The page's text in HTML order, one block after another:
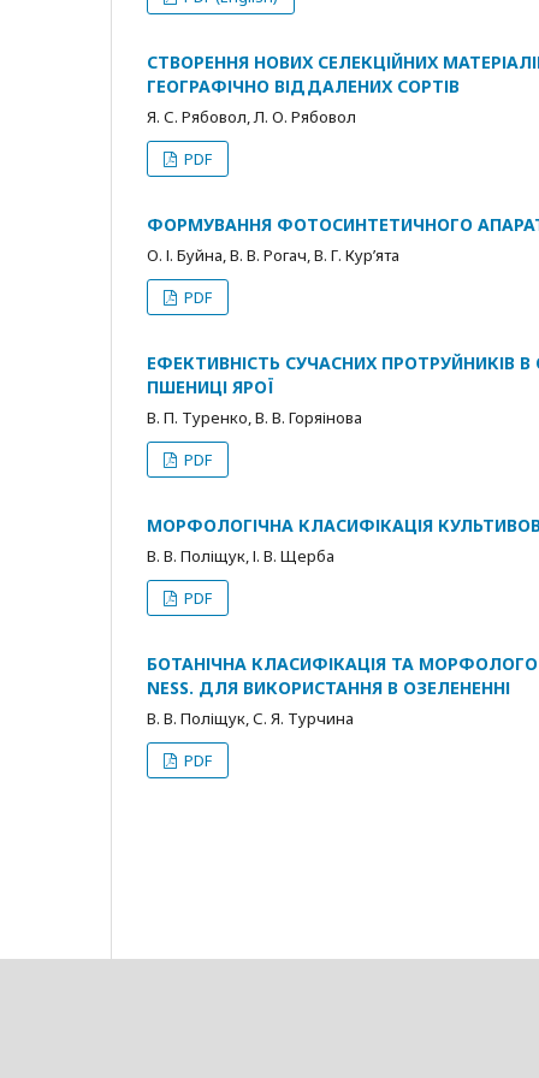
СТВОРЕННЯ НОВИХ СЕЛЕКЦІЙНИХ
ГЕОГРАФІЧНО ВІДДАЛЕНИХ СОРТІВ
Я. С. Рябовол, Л. О. Рябовол
PDF
ФОРМУВАННЯ ФОТОСИНТЕТИЧНОГО
О. І. Буйна, В. В. Рогач, В. Г. Кур’ята
PDF
ЕФЕКТИВНІСТЬ СУЧАСНИХ ПРОТРУЙНИКІВ
ПШЕНИЦІ ЯРОЇ
В. П. Туренко, В. В. Горяінова
PDF
МОРФОЛОГІЧНА КЛАСИФІКАЦІЯ
В. В. Поліщук, І. В. Щерба
PDF
БОТАНІЧНА КЛАСИФІКАЦІЯ ТА МОРФОЛОГО-
NESS. ДЛЯ ВИКОРИСТАННЯ В ОЗЕЛЕНЕННІ
В. В. Поліщук, С. Я. Турчина
PDF